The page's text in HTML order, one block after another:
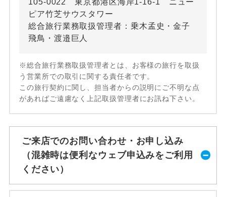
ピア竹芝サウスタワー
総合旅行業務取扱管理者：乗木孟史・金子
飛鳥・渡邉巨人
※総合旅行業務取扱管理者とは、お客様の旅行を取扱
う営業所での取引に関する責任者です。
この旅行契約に関し、担当者からの説明にご不明な点
があればご遠慮なく上記取扱管理者にお訊ね下さい。
ご来店でのお問い合わせ・お申し込み
（混雑時は便利なウェブ申込みをご利用
ください）